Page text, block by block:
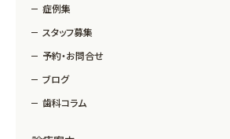
症例集
スタッフ募集
予約・お問合せ
ブログ
歯科コラム